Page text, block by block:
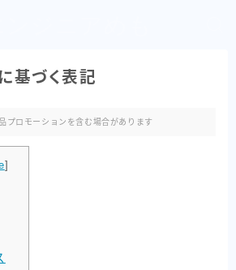
基づく表記
プロモーションを含む場合があります
]